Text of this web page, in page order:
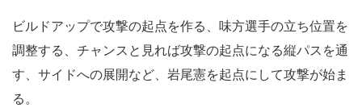
ビルドアップで攻撃の起点を作る、味方選手の立ち位置を
調整する、チャンスと見れば攻撃の起点になる縦パスを通
す、サイドへの展開など、岩尾憲を起点にして攻撃が始ま
る。